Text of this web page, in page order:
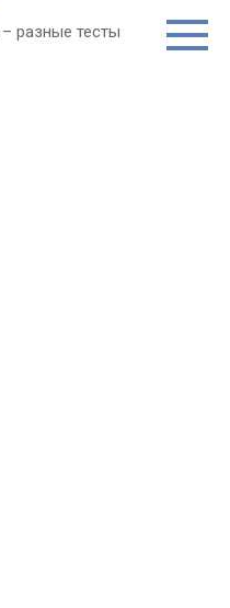
разные тесты